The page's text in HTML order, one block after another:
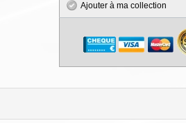
Ajouter à ma collection